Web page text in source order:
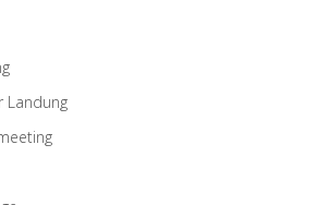
Landung